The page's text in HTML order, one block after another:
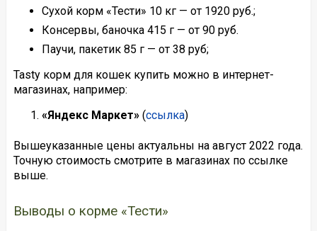
Сухой корм «Тести» 10 кг — от 1920 руб.;
Консервы, баночка 415 г — от 90 руб.
Паучи, пакетик 85 г — от 38 руб;
Tasty корм для кошек купить можно в интернет-
магазинах, например:
«Яндекс Маркет»(ссылка)
Вышеуказанные цены актуальны на август 2022 года.
Точную стоимость смотрите в магазинах по ссылке
выше.
Выводы о корме «Тести»